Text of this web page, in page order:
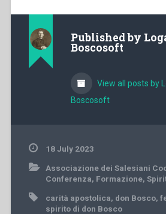
Published by
Boscosoft
View all posts by
Boscosoft
18 July 2023
Associazione dei Salesiani
Conferenza, Formazione,
carità apostolica, don Bosco,
spirito di don Bosco